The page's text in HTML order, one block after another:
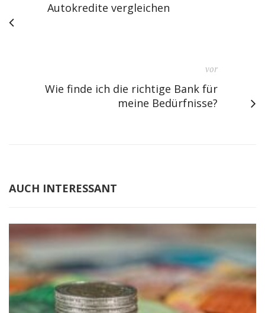
Autokredite vergleichen
vor
Wie finde ich die richtige Bank für
meine Bedürfnisse?
AUCH INTERESSANT